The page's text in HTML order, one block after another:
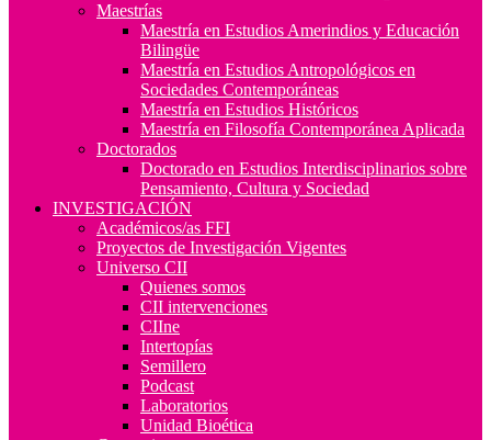
Maestrías
Maestría en Estudios Amerindios y Educación
Bilingüe
Maestría en Estudios Antropológicos en
Sociedades Contemporáneas
Maestría en Estudios Históricos
Maestría en Filosofía Contemporánea Aplicada
Doctorados
Doctorado en Estudios Interdisciplinarios sobre
Pensamiento, Cultura y Sociedad
INVESTIGACIÓN
Académicos/as FFI
Proyectos de Investigación Vigentes
Universo CII
Quienes somos
CII intervenciones
CIIne
Intertopías
Semillero
Podcast
Laboratorios
Unidad Bioética